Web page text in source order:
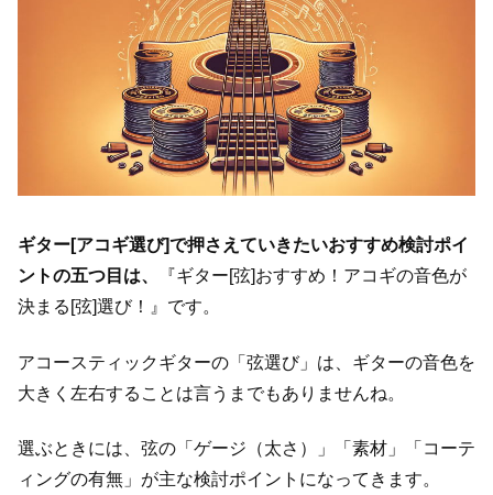
ギター[アコギ選び]で押さえていきたいおすすめ検討ポイ
ントの五つ目は、
『ギター[弦]おすすめ！アコギの音色が
決まる[弦]選び！』です。
アコースティックギターの「弦選び」は、ギターの音色を
大きく左右することは言うまでもありませんね。
選ぶときには、弦の「ゲージ（太さ）」「素材」「コーテ
ィングの有無」が主な検討ポイントになってきます。